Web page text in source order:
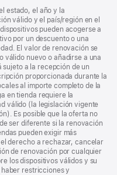
estado, el año y la
válido y el país/región en el
pueden acogerse a
por un descuento o una
El valor de renovación se
válido nuevo o añadirse a una
a la recepción de un
proporcionada durante la
al importe completo de la
en tienda requiere la
válido (la legislación vigente
Es posible que la oferta no
ser diferente si la renovación
pueden exigir más
derecho a rechazar, cancelar
de renovación por cualquier
los dispositivos válidos y su
restricciones y